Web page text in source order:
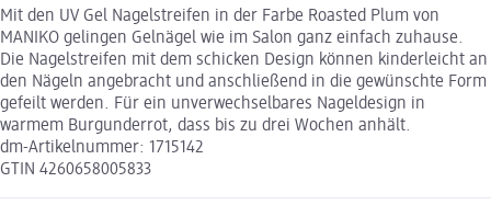
Mit den UV Gel Nagelstreifen in der Farbe Roasted Plum von
MANIKO gelingen Gelnägel wie im Salon ganz einfach zuhause.
Die Nagelstreifen mit dem schicken Design können kinderleicht an
den Nägeln angebracht und anschließend in die gewünschte Form
gefeilt werden. Für ein unverwechselbares Nageldesign in
warmem Burgunderrot, dass bis zu drei Wochen anhält.
dm-Artikelnummer: 1715142
GTIN 4260658005833